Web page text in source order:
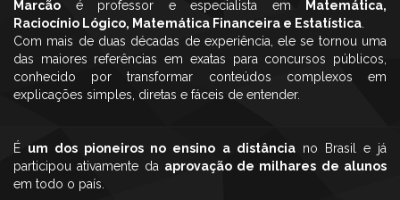
Marcão é professor e especialista em
Matemática,
Raciocínio Lógico, Matemática Financeira e Estatística
Com mais de duas décadas de experiência, ele se tornou uma
das maiores referências em exatas para concursos públicos,
conhecido por transformar conteúdos complexos em
explicações simples, diretas e fáceis de entender.
É um dos pioneiros no ensino a distânciano Brasil e já
participou ativamente da aprovação de milhares de alunos
em todo o país.